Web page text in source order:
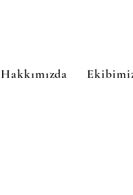
Hakkımızda